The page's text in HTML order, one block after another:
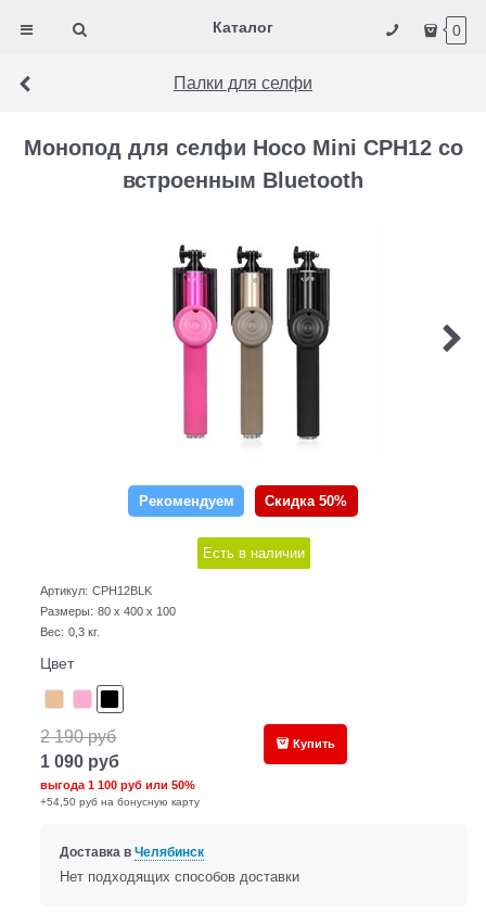
Каталог 0
Палки для селфи
Монопод для селфи Hoco Mini CPH12 со
встроенным Bluetooth
Рекомендуем Скидка 50%
Есть в наличии
Артикул: CPH12BLK
Размеры: 80 x 400 x 100
Вес: 0,3 кг.
Цвет
2 190 руб
1 090 руб
выгода1 100 руб или50%
+54,50 руб на бонусную карту
Купить
Доставка в Челябинск
Нет подходящих способов доставки